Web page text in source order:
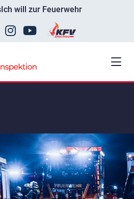
Ich will zur Feuerwehr